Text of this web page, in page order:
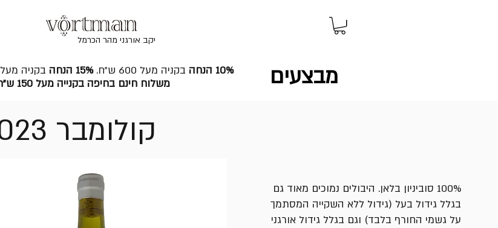
יקב אורגני מהר הכרמל
מבצעים 10% הנחה בקניה מעל 600 ש"ח. 15% הנחה
בקניה מעל 1200 ש"ח.
משלוח חינם בחיפה בקנייה מעל 150 ש"ח.
קולומבר 2023
100% סוביניון בלאן. היבולים נמוכים מאוד גם
בגלל גידול בעל (גידול ללא השקייה המסתמך
על גשמי החורף בלבד) וגם בגלל גידול אורגני